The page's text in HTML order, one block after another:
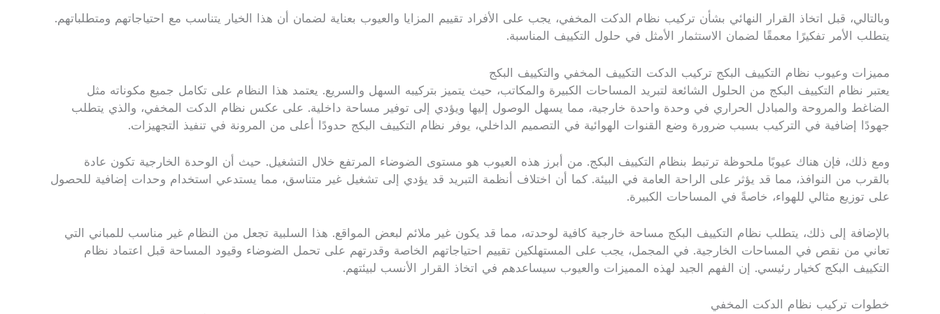
وبالتالي، قبل اتخاذ القرار النهائي بشأن تركيب نظام الدكت المخفي، يجب على الأفراد تقييم المزايا والعيوب بعناية لضمان أن هذا الخيار يتناسب مع احتياجاتهم ومتطلباتهم.
يتطلب الأمر تفكيرًا معمقًا لضمان الاستثمار الأمثل في حلول التكييف المناسبة.
مميزات وعيوب نظام التكييف البكج تركيب الدكت التكييف المخفي والتكييف البكج
يعتبر نظام التكييف البكج من الحلول الشائعة لتبريد المساحات الكبيرة والمكاتب، حيث يتميز بتركيبه السهل والسريع. يعتمد هذا النظام على تكامل جميع مكوناته مثل
الضاغط والمروحة والمبادل الحراري في وحدة واحدة خارجية، مما يسهل الوصول إليها ويؤدي إلى توفير مساحة داخلية. على عكس نظام الدكت المخفي، والذي يتطلب
جهودًا إضافية في التركيب بسبب ضرورة وضع القنوات الهوائية في التصميم الداخلي، يوفر نظام التكييف البكج حدودًا أعلى من المرونة في تنفيذ التجهيزات.
ومع ذلك، فإن هناك عيوبًا ملحوظة ترتبط بنظام التكييف البكج. من أبرز هذه العيوب هو مستوى الضوضاء المرتفع خلال التشغيل. حيث أن الوحدة الخارجية تكون عادة
بالقرب من النوافذ، مما قد يؤثر على الراحة العامة في البيئة. كما أن اختلاف أنظمة التبريد قد يؤدي إلى تشغيل غير متناسق، مما يستدعي استخدام وحدات إضافية للحصول
على توزيع مثالي للهواء، خاصةً في المساحات الكبيرة.
بالإضافة إلى ذلك، يتطلب نظام التكييف البكج مساحة خارجية كافية لوحدته، مما قد يكون غير ملائم لبعض المواقع. هذا السلبية تجعل من النظام غير مناسب للمباني التي
تعاني من نقص في المساحات الخارجية. في المجمل، يجب على المستهلكين تقييم احتياجاتهم الخاصة وقدرتهم على تحمل الضوضاء وقيود المساحة قبل اعتماد نظام
التكييف البكج كخيار رئيسي. إن الفهم الجيد لهذه المميزات والعيوب سيساعدهم في اتخاذ القرار الأنسب لبيئتهم.
خطوات تركيب نظام الدكت المخفي